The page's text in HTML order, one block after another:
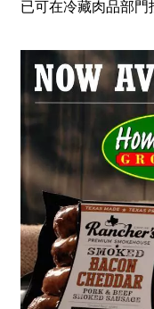
已可在冷藏肉品部門